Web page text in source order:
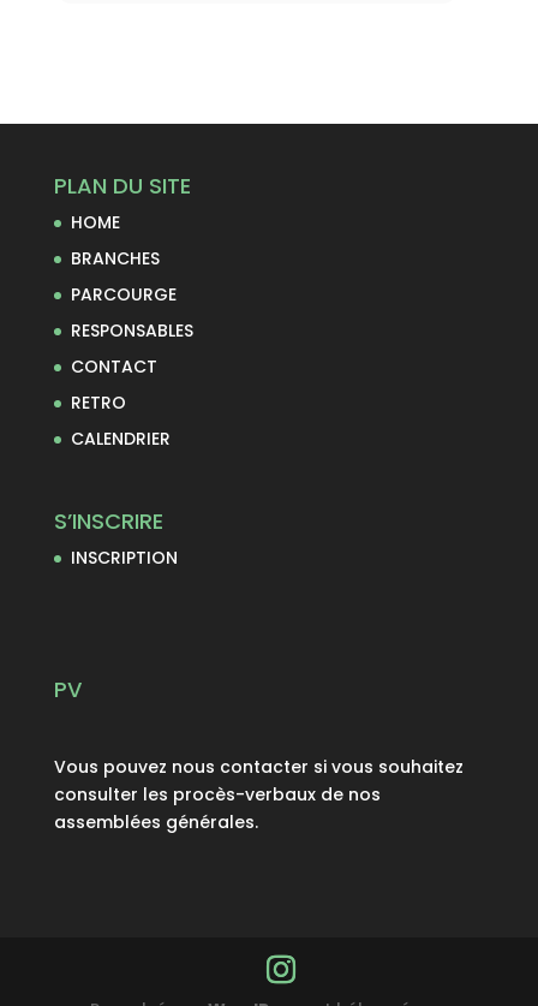
PLAN DU SITE
HOME
BRANCHES
PARCOURGE
RESPONSABLES
CONTACT
RETRO
CALENDRIER
S’INSCRIRE
INSCRIPTION
PV
Vous pouvez nous contacter si vous souhaitez
consulter les procès-verbaux de nos
assemblées générales.